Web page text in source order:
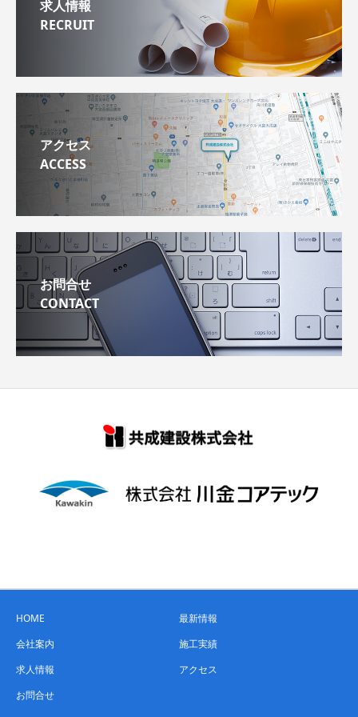
求人情報
RECRUIT
アクセス
ACCESS
お問合せ
CONTACT
HOME
最新情報
会社案内
施工実績
求人情報
アクセス
お問合せ